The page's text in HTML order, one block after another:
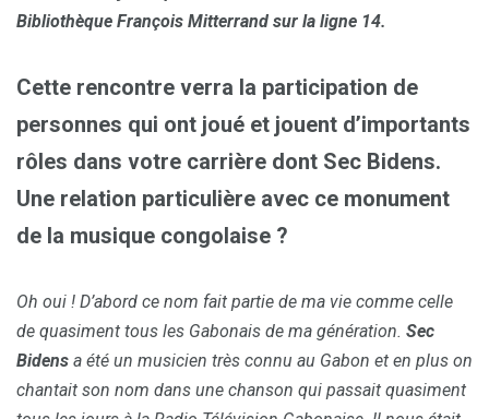
Bibliothèque François Mitterrand sur la ligne 14.
Cette rencontre verra la participation de
personnes qui ont joué et jouent d’importants
rôles dans votre carrière dont Sec Bidens.
Une relation particulière avec ce monument
de la musique congolaise ?
Oh oui ! D’abord ce nom fait partie de ma vie comme celle
de quasiment tous les Gabonais de ma génération. Sec
Bidens a été un musicien très connu au Gabon et en plus on
chantait son nom dans une chanson qui passait quasiment